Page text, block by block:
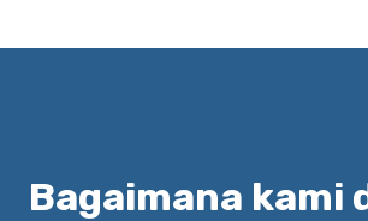
Bagaimana kami